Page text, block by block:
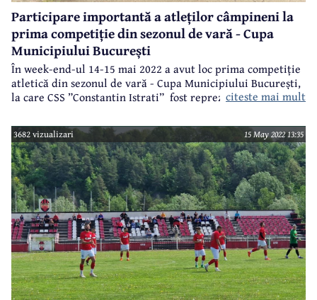
Participare importantă a atleților câmpineni la
prima competiție din sezonul de vară - Cupa
Municipiului București
În week-end-ul 14-15 mai 2022 a avut loc prima competiție
atletică din sezonul de vară - Cupa Municipiului București,
la care CSS ”Constantin Istrati” fost reprezentat de un
zece sportivi, la care s-au mai adăugat doi foști componenți
până mai ieri ai clubului câmpineni.
citeste mai mult
3682 vizualizari 15 May 2022 13:35